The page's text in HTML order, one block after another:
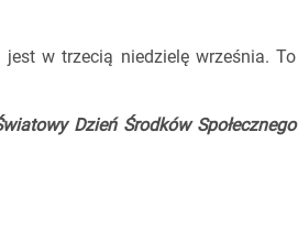
jest w trzecią niedzielę września. To
Dzień Środków Społecznego